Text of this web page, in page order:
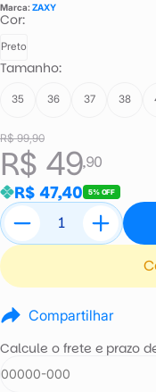
Marca: ZAXY
R$ 99,90
R$ 49,90
R$ 47,40 5% OFF
Cor:
Preto
Tamanho:
35 36 37 38
Compartilhar
Calcule o frete e prazo